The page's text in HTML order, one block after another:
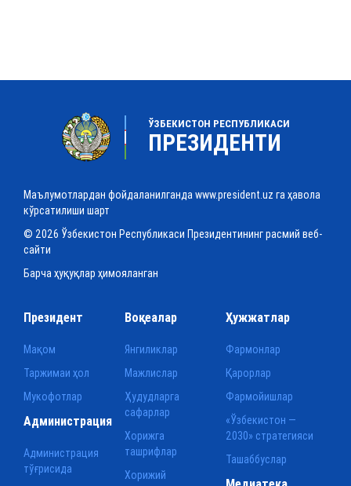
ЎЗБЕКИСТОН РЕСПУБЛИКАСИ
ПРЕЗИДЕНТИ
Маълумотлардан фойдаланилганда www.president.uz га ҳавола
кўрсатилиши шарт
© 2026 Ўзбекистон Республикаси Президентининг расмий веб-
сайти
Барча ҳуқуқлар ҳимояланган
Президент
Мақом
Таржимаи ҳол
Мукофотлар
Воқеалар
Янгиликлар
Мажлислар
Ҳудудларга
сафарлар
Хорижга
ташрифлар
Хорижий
Ҳужжатлар
Фармонлар
Қарорлар
Фармойишлар
«Ўзбекистон —
2030» стратегияси
Ташаббуслар
Администрация
Администрация
тўғрисида